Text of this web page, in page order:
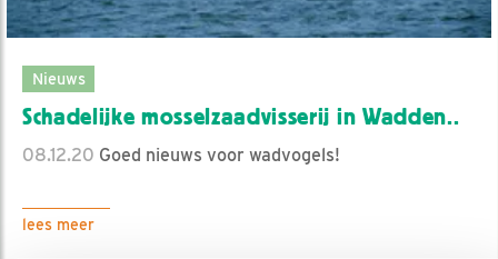
Nieuws
Schadelijke mosselzaadvisserij in Wadden..
08.12.20 Goed nieuws voor wadvogels!
lees meer